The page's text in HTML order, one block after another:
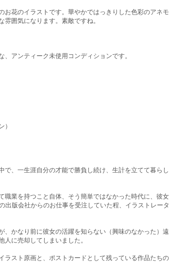
お花のイラストです。華やかではっきりした色彩のアネモ
囲気になります。素敵ですね。
アンティーク未使用コンディションです。
）
で、一生涯自分の才能で勝負し続け、生計を立てて暮らし
職業を持つこと自体、そう簡単ではなかった時代に、彼女
出版会社からのお仕事を受注していた程、イラストレータ
、かなり前に彼女の活躍を知らない（興味のなかった）遠
に売却してしまいました。
ラスト原画と、ポストカードとして残っている作品たちの